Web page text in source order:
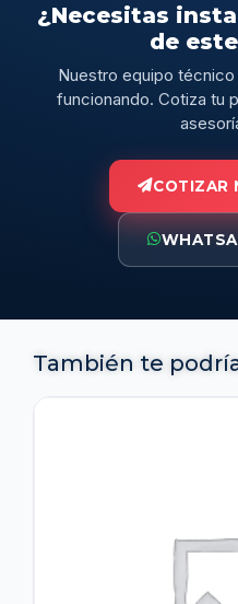
¿Necesitas
de
Nuestro equipo
funcionando. Cotiza tu
COTIZAR
También te